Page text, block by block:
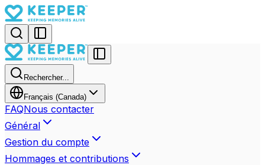
Rechercher...
Français (Canada)
FAQNous contacter
Général
Gestion du compte
Hommages et contributions